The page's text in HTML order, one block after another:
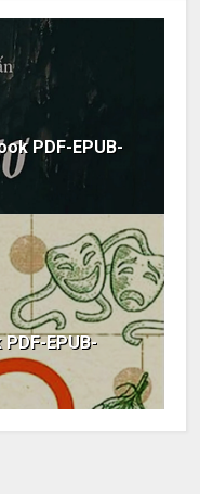
PDF-EPUB-
EPUB-